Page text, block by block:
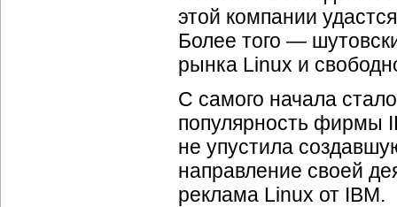
этой компании
Более того —
рынка Linux и
С самого начала
популярность фирмы
не упустила
направление своей
реклама Linux от IBM.